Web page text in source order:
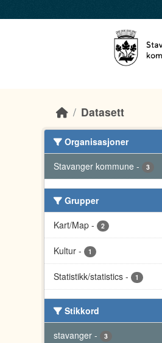
Datasett
Organisasjoner
Stavanger kommune - 3
Grupper
Kart/Map - 2
Kultur - 1
Statistikk/statistics - 1
Stikkord
stavanger - 3